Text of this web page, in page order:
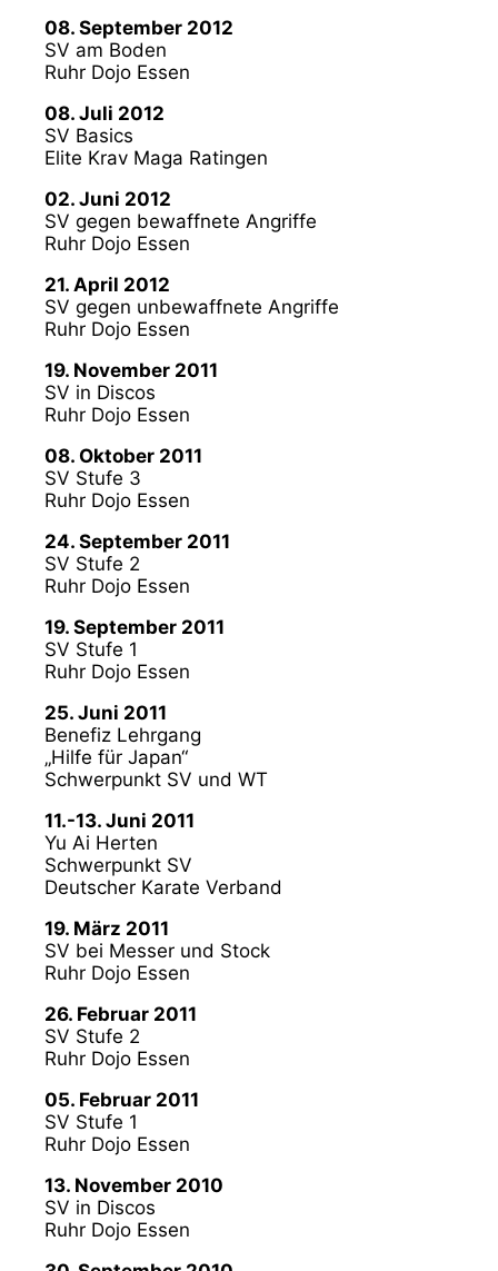
08. September 2012
SV am Boden
Ruhr Dojo Essen
08. Juli 2012
SV Basics
Elite Krav Maga Ratingen
02. Juni 2012
SV gegen bewaffnete Angriffe
Ruhr Dojo Essen
21. April 2012
SV gegen unbewaffnete Angriffe
Ruhr Dojo Essen
19. November 2011
SV in Discos
Ruhr Dojo Essen
08. Oktober 2011
SV Stufe 3
Ruhr Dojo Essen
24. September 2011
SV Stufe 2
Ruhr Dojo Essen
19. September 2011
SV Stufe 1
Ruhr Dojo Essen
25. Juni 2011
Benefiz Lehrgang
„Hilfe für Japan“
Schwerpunkt SV und WT
11.-13. Juni 2011
Yu Ai Herten
Schwerpunkt SV
Deutscher Karate Verband
19. März 2011
SV bei Messer und Stock
Ruhr Dojo Essen
26. Februar 2011
SV Stufe 2
Ruhr Dojo Essen
05. Februar 2011
SV Stufe 1
Ruhr Dojo Essen
13. November 2010
SV in Discos
Ruhr Dojo Essen